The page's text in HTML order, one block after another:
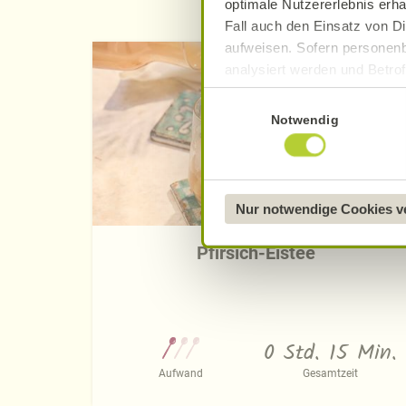
optimale Nutzererlebnis
Fall auch den Einsatz von
aufweisen. Sofern
analysiert werden und
Datenverarbeitung und -
Datenschutzerklärung
Näheres über uns erfahren
Notwendig
Nur notwendige Cookies
Pfirsich-Eistee
Aufwand
0 Std. 15 Min.
Gesamtzeit